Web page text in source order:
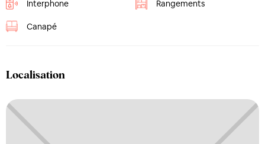
Interphone Rangements
Canapé
Localisation